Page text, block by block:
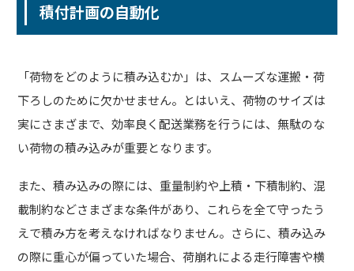
積付計画の自動化
「荷物をどのように積み込むか」は、スムーズな運搬・荷
下ろしのために欠かせません。とはいえ、荷物のサイズは
実にさまざまで、効率良く配送業務を行うには、無駄のな
い荷物の積み込みが重要となります。
また、積み込みの際には、重量制約や上積・下積制約、混
載制約などさまざまな条件があり、これらを全て守ったう
えで積み方を考えなければなりません。さらに、積み込み
の際に重心が偏っていた場合、荷崩れによる走行障害や横